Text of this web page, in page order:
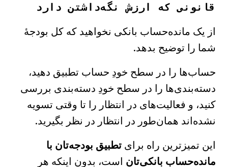
قانونی که ارزش نگه‌داشتن دارد
از یک مانده‌حساب بانکی نخواهید که کل بودجهٔ
شما را توضیح بدهد.
حساب‌ها را در سطح خودِ حساب تطبیق دهید،
دسته‌بندی‌ها را در سطح خودِ دسته‌بندی بررسی
کنید، و فعالیت‌های در انتظار را تا وقتی تسویه
نشده‌اند همان‌طور در انتظار در نظر بگیرید.
این تمیزترین راه برای تطبیق بودجه‌تان با
مانده‌حساب بانکی‌تان است، بدون اینکه هر